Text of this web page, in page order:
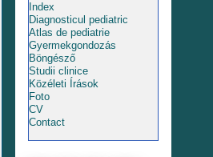
Index
Diagnosticul pediatric
Atlas de pediatrie
Gyermekgondozás
Böngésző
Studii clinice
Közéleti Írások
Foto
CV
Contact